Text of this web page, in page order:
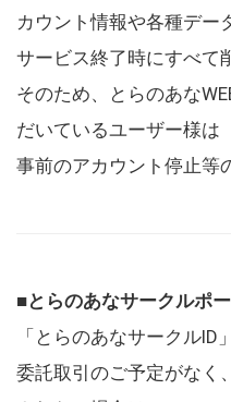
カウント情報や各種デー
サービス終了時にすべて
そのため、とらのあな
だいているユーザー様は
事前のアカウント停止等
■とらのあなサークルポ
「とらのあなサークル
委託取引のご予定がなく